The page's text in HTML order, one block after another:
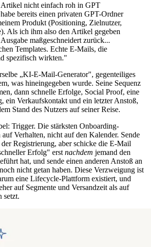
nicht einfach roh in GPT
bereits einen privaten GPT-Ordner
Produkt (Positioning, Zielnutzer,
Als ich ihm also den Artikel gegeben
maßgeschneidert zurück...
Templates. Echte E-Mails, die
spezifisch wirkten."
„KI-E-Mail-Generator", gegenteiliges
was hineingegeben wurde. Seine Sequenz
dann schnelle Erfolge, Social Proof, eine
ein Verkaufskontakt und ein letzter Anstoß,
Stand des Nutzers auf seiner Reise.
Trigger. Die stärksten Onboarding-
auf Verhalten, nicht auf den Kalender. Sende
Registrierung, aber schicke die E-Mail
Erfolg" erst nachdem jemand den
hat, und sende einen anderen Anstoß an
nicht getan haben. Diese Verzweigung ist
eine Lifecycle-Plattform existiert, und
auf Segmente und Versandzeit als auf
setzt.